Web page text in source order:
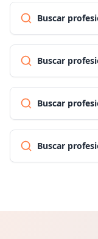
Buscar
Buscar
Buscar
Buscar